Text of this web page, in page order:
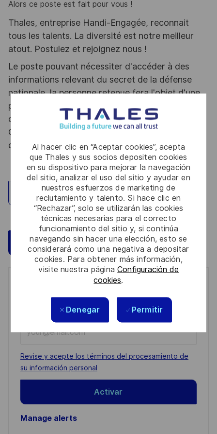
Al hacer clic en “Aceptar cookies”, acepta
que Thales y sus socios depositen cookies
en su dispositivo para mejorar la navegación
del sitio, analizar el uso del sitio y ayudar en
nuestros esfuerzos de marketing de
reclutamiento y talento. Si hace clic en
“Rechazar”, solo se utilizarán las cookies
técnicas necesarias para el correcto
funcionamiento del sitio y, si continúa
navegando sin hacer una elección, esto se
considerará como una negativa a depositar
cookies. Para obtener más información,
visite nuestra páginaConfiguración de
cookies.
Denegar Permitir
Alors ce poste est fait pour vous !
Thales, entreprise Handi-Engagée, reconnait
tous les talents. La diversité est notre meilleur
atout. Postulez et rejoignez nous !
Le poste pouvant nécessiter d'accéder à des
informations relevant du secret de la défense
nationale, la personne retenue fera l'objet d'une
procédure d’habilitation, conformément aux
dispositions des articles R.2311-1 et suivants du
Code de la défense et de l’IGI 1300 SGDSN/PSE
du 09 août 2021.
Explorar ubicación
Aplicar ahora Guardar
Get notified for similar jobs
You'll receive updates once a week
Email
address
(Required)
Required
Revise y acepte los términos del procesamiento de
su información personal
Activar
Manage alerts